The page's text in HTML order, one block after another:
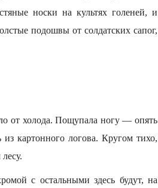
носки на культях голеней, и
подошвы от солдатских сапог,
от холода. Пощупала ногу — опять
картонного логова. Кругом тихо,
с остальными здесь будут, на